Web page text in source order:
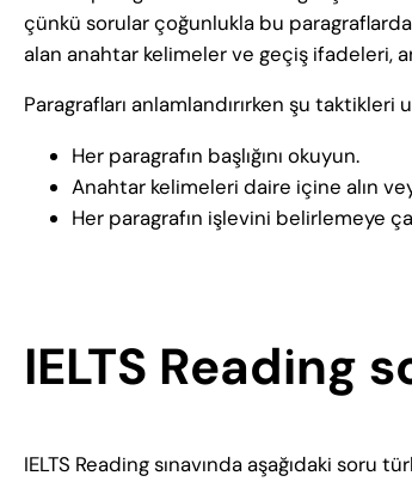
çünkü sorular çoğunlukla bu
alan anahtar kelimeler ve geçiş ifadeleri,
Paragrafları anlamlandırırken şu taktikleri
Her paragrafın başlığını okuyun.
Anahtar kelimeleri daire içine alın
Her paragrafın işlevini belirlemeye
IELTS Reading
IELTS Reading sınavında aşağıdaki soru